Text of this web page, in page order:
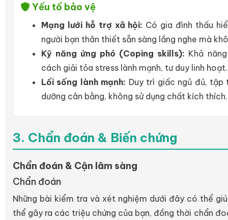
Yếu tố bảo vệ
Mạng lưới hỗ trợ xã hội: Có gia đình thấu
người bạn thân thiết sẵn sàng lắng nghe mà
Kỹ năng ứng phó (Coping skills): Khả
cách giải tỏa stress lành mạnh, tư duy linh hoạt.
Lối sống lành mạnh: Duy trì giấc ngủ đủ, tập
dưỡng cân bằng, không sử dụng chất kích thích.
3. Chẩn đoán & Biến chứng
Chẩn đoán & Cận lâm sàng
Chẩn đoán
Những bài kiểm tra và xét nghiệm dưới đây có thể
thể gây ra các triệu chứng của bạn, đồng thời chẩn